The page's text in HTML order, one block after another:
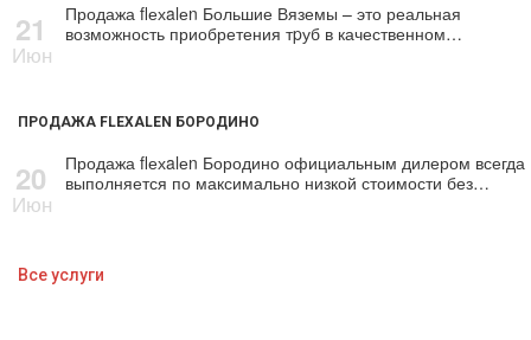
21
Июн
Продажа flехalеn Большие Вяземы – это реальная
возможность приобретения тpуб в качественном…
ПРОДАЖА FLEXALEN БОРОДИНО
20
Июн
Продажа flехalеn Бородино официальным дилером всегда
выполняется по максимально низкой стоимости без…
Все услуги